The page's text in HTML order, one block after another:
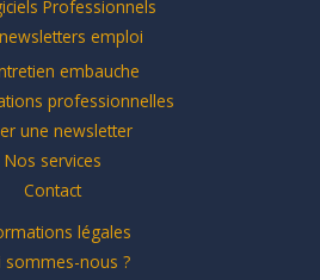
Professionnels
emploi
embauche
professionnelles
une newsletter
Nos services
Contact
légales
sommes-nous ?